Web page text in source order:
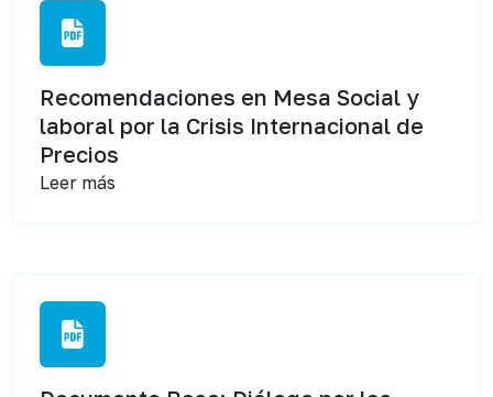
Recomendaciones en Mesa Social y
laboral por la Crisis Internacional de
Precios
Leer más